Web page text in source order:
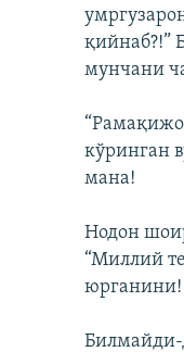
қийнаб?!”
мунчани
кўринган
мана!
Нодон
“Миллий
юрганини!
Билмайди-